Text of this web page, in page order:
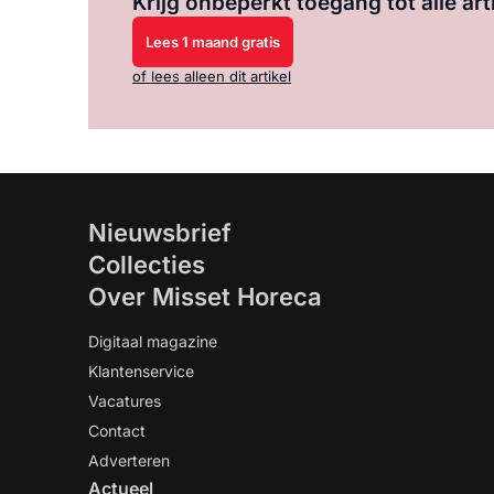
Lees 1 maand gratis
of lees alleen dit artikel
Nieuwsbrief
Collecties
Over Misset Horeca
Digitaal magazine
Klantenservice
Vacatures
Contact
Adverteren
Actueel